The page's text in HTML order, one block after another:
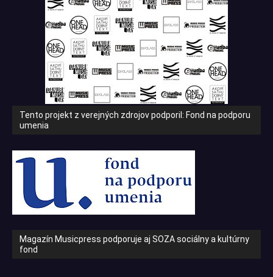
Tento projekt z verejných zdrojov podporil: Fond na podporu
umenia
Magazín Musicpress podporuje aj SOZA sociálny a kultúrny
fond